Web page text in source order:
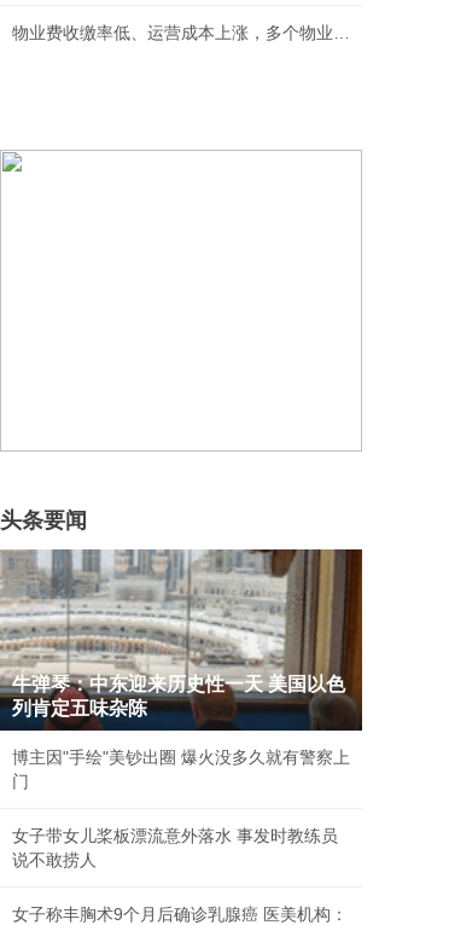
头条要闻
牛弹琴：中东迎来历史性一天 美国以色
列肯定五味杂陈
博主因"手绘"美钞出圈 爆火没多久就有警察上
门
女子带女儿桨板漂流意外落水 事发时教练员
说不敢捞人
女子称丰胸术9个月后确诊乳腺癌 医美机构：